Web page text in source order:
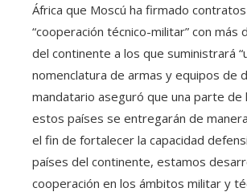
África que Moscú ha firmado
“cooperación técnico-militar” con más
del continente a los que suministrará
nomenclatura de armas y equipos de
mandatario aseguró que una parte de
estos países se entregarán de
el fin de fortalecer la capacidad
países del continente, estamos
cooperación en los ámbitos militar y